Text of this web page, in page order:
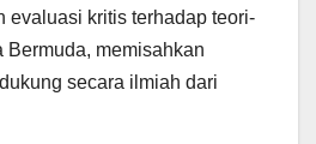
evaluasi kritis terhadap teori-
Bermuda, memisahkan
secara ilmiah dari